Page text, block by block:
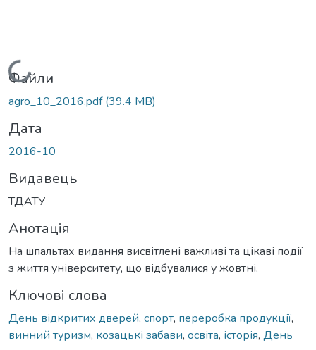
Вантажиться...
Файли
agro_10_2016.pdf(39.4 MB)
Дата
2016-10
Видавець
ТДАТУ
Анотація
На шпальтах видання висвітлені важливі та цікаві події
з життя університету, що відбувалися у жовтні.
Ключові слова
День відкритих дверей, спорт, переробка продукції,
винний туризм, козацькі забави, освіта, історія, День